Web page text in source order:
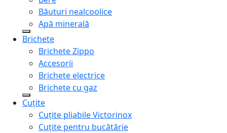
Băuturi nealcoolice
Apă minerală
Brichete
Brichete Zippo
Accesorii
Brichete electrice
Brichete cu gaz
Cuțite
Cuțite pliabile Victorinox
Cuțite pentru bucătărie